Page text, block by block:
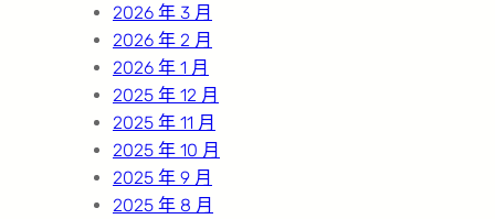
2026 年 3 月
2026 年 2 月
2026 年 1 月
2025 年 12 月
2025 年 11 月
2025 年 10 月
2025 年 9 月
2025 年 8 月